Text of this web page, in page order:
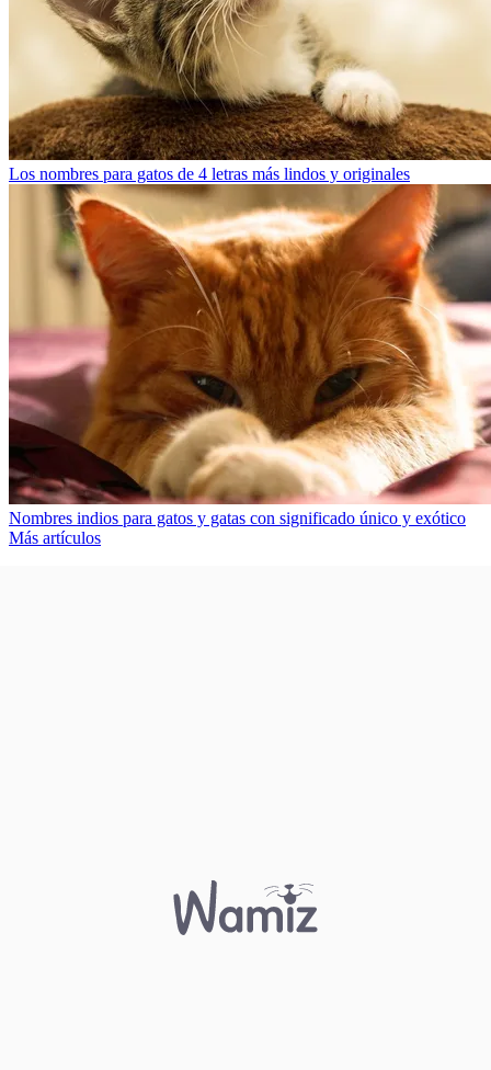
Los nombres para gatos de 4 letras más lindos y originales
Nombres indios para gatos y gatas con significado único y exótico
Más artículos